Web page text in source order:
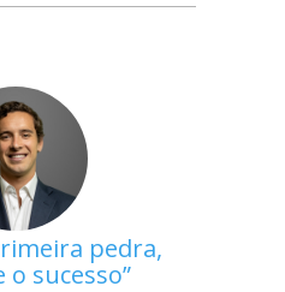
pedra,
o sucesso